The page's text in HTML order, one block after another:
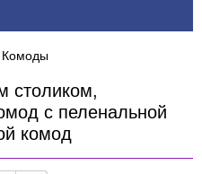
Комоды
столиком,
с пеленальной
комод